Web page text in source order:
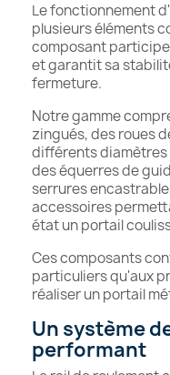
Le fonctionnement
plusieurs éléments
composant
et garantit sa
fermeture.
Notre gamme
zingués, des roues
différents diamètres
des équerres de
serrures
accessoires
état un portail
Ces composants
particuliers qu'aux
réaliser un portail
Un système
performant